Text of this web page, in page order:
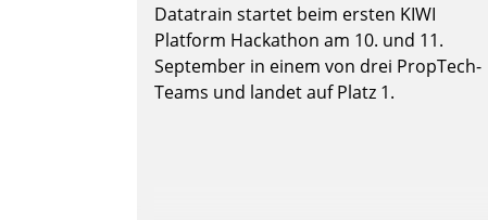
automatisiert, vollständig und auf
Wunsch über mehrere zuvor festgelegte
Kommunikationswege bei den
Empfängern ein.
Datatrain startet beim ersten KIWI
Platform Hackathon am 10. und 11.
September in einem von drei PropTech-
Teams und landet auf Platz 1.